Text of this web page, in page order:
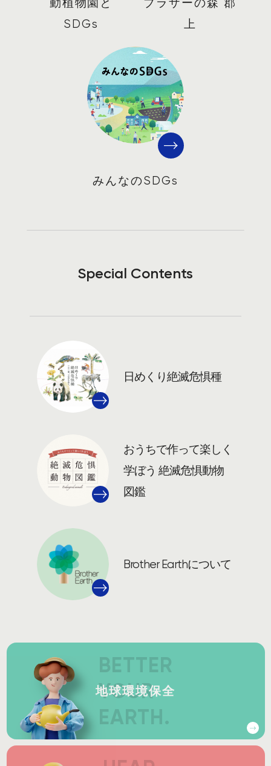
SDGs
上
みんなのSDGs
Special Contents
日めくり絶滅危惧種
おうちで作って楽しく
学ぼう 絶滅危惧動物
図鑑
Brother Earthについて
地球環境保全
BETTER
YOUR
EARTH.
BETTER
YOUR
EARTH.